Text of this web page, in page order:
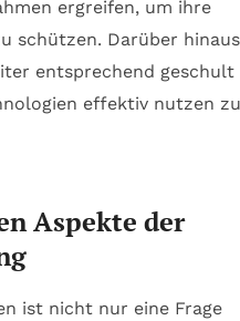
ergreifen, um ihre
schützen. Darüber hinaus
entsprechend geschult
effektiv nutzen zu
Aspekte der
ist nicht nur eine Frage